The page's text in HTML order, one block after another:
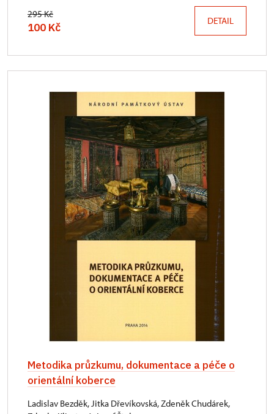
295 Kč
100 Kč DETAIL
Metodika průzkumu, dokumentace a péče o
orientální koberce
Ladislav Bezděk, Jitka Dřevíkovská, Zdeněk Chudárek,